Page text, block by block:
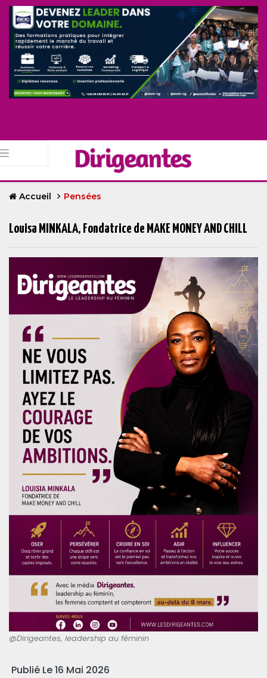
Accueil Pensées
Louisa MINKALA, Fondatrice de MAKE MONEY AND CHILL
@Dirigeantes, leadership au féminin
Publié Le 16 Mai 2026